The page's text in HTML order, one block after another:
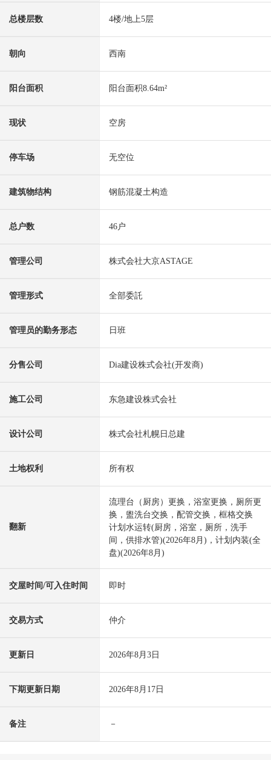
总楼层数 4楼/地上5层
朝向 西南
阳台面积 阳台面积8.64m²
现状 空房
停车场 无空位
建筑物结构 钢筋混凝土构造
总户数 46户
管理公司 株式会社大京ASTAGE
管理形式 全部委託
管理员的勤务形态 日班
分售公司 Dia建设株式会社(开发商)
施工公司 东急建设株式会社
设计公司 株式会社札幌日总建
土地权利 所有权
翻新
流理台（厨房）更换，浴室更换，厕所更
换，盥洗台交换，配管交换，框格交换
计划水运转(厨房，浴室，厕所，洗手
间，供排水管)(2026年8月)，计划内装(全
盘)(2026年8月)
交屋时间/可入住时间 即时
交易方式 仲介
更新日 2026年8月3日
下期更新日期 2026年8月17日
备注 －